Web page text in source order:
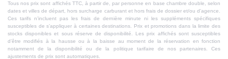
Tous nos prix sont affichés TTC, à partir de, par personne en base chambre double, selon
dates et villes de départ, hors surcharge carburant et hors frais de dossier et/ou d'agence.
Ces tarifs n’incluent pas les frais de dernière minute ni les suppléments spécifiques
susceptibles de s’appliquer à certaines destinations. Prix et promotions dans la limite des
stocks disponibles et sous réserve de disponibilité. Les prix affichés sont susceptibles
d’être modifiés à la hausse ou à la baisse au moment de la réservation en fonction
notamment de la disponibilité ou de la politique tarifaire de nos partenaires. Ces
ajustements de prix sont automatiques.